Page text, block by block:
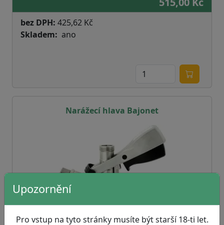
bez DPH: 425,62 Kč
Skladem
ano
Narážecí hlava Bajonet
Upozornění
Pro vstup na tyto stránky musíte být starší 18-ti let.